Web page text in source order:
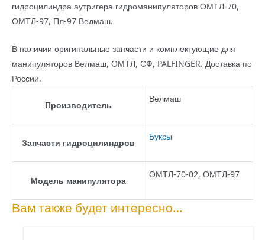
гидроцилиндра аутригера гидроманипуляторов ОМТЛ-70,
ОМТЛ-97, Пл-97 Велмаш.
В наличии оригинальные запчасти и комплектующие для
манипуляторов Велмаш, ОМТЛ, СФ, PALFINGER. Доставка по
России.
Производитель
Велмаш
Запчасти гидроцилиндров
Буксы
Модель манипулятора
ОМТЛ-70-02, ОМТЛ-97
Вам также будет интересно…